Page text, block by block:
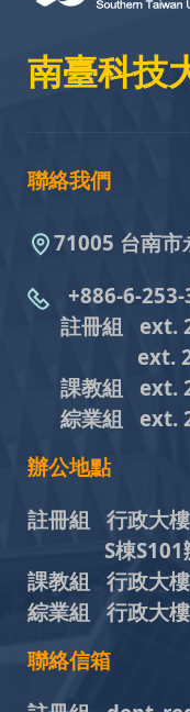
南臺科技
聯絡我們
71005 台南市
+886-6-253-
註冊組 ext.
ext.
課教組 ext.
綜業組
ext.
辦公地點
註冊組 行政大
S棟S101辦
課教組 行政大
綜業組 行政大
聯絡信箱